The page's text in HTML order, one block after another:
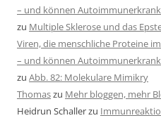
– und können
zu Multiple Sklerose und das
Viren, die menschliche Proteine
– und können
zu Abb. 82: Molekulare Mimikry
Thomaszu Mehr bloggen, mehr
Heidrun Schallerzu